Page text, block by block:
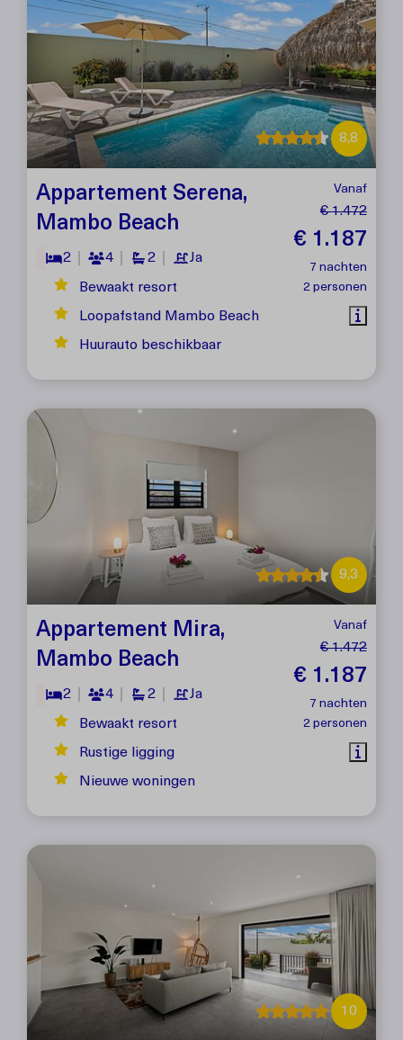
8,8
Vanaf
€ 1.472
€ 1.187
7 nachten
2 personen
Appartement Serena,
Mambo Beach
2 4 2 Ja
Bewaakt resort
Loopafstand Mambo Beach
Huurauto beschikbaar
9,3
Vanaf
€ 1.472
€ 1.187
7 nachten
2 personen
Appartement Mira,
Mambo Beach
2 4 2 Ja
Bewaakt resort
Rustige ligging
Nieuwe woningen
10